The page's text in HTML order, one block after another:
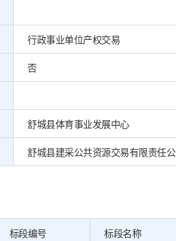
行政事业单位产权交易
否
舒城县体育事业发展中心
舒城县建采公共资源交易有限责任
标段编号 标段名称